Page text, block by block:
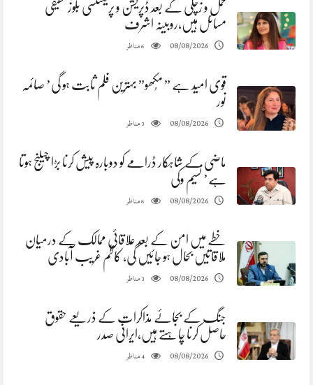
حمل و زچگی کے بعد ڈپریشن و پریگننسی بلوز حقیقی
مسائل ہیں،روبینہ اشرف
08/08/2026
6مناظر
قوی امید ہے ” مُکھو” بہترین فلم ثابت ہو گی’ صائمہ
نور
08/08/2026
3مناظر
ماضی کے شاہکار ڈرامے کو دوبارہ پیش کرنا بڑا چیلنج ہوتا
ہے’ نسیم وکی
08/08/2026
6مناظر
خطے میں امن کے بعد علاقائی ممالک کے درمیان
ملاقاتیں بحال ہو جائیں گی، کاظم غریب آبادی
08/08/2026
3مناظر
جنگ کے بجائے مذاکرات کے ذریعے حقوق
حاصل کرنا چاہتے ہیں،ایرانی صدر
08/08/2026
4مناظر